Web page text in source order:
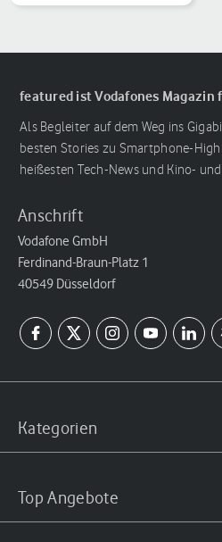
featured ist Vodafones
Als Begleiter auf dem Weg ins
besten Stories zu Smartphone-
heißesten Tech-News und Kino-
Anschrift
Vodafone GmbH
Ferdinand-Braun-Platz 1
40549 Düsseldorf
Kategorien
Top Angebote